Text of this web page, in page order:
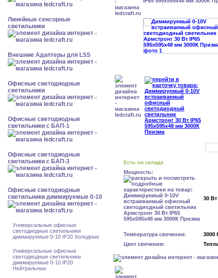
Линейные сенсорные
светильники
Внешние Адаптеры для LSS
Офисные светодиодные
светильники
Офисные светодиодные
светильники с БАП-1
Офисные светодиодные
светильники с БАП-3
Офисные светодиодные
светильники диммируемые 0-10
Универсальные офисные
светодиодные светильники
диммируемые 0-10 IP20 Холодные
Универсальные офисные
светодиодные светильники
диммируемые 0-10 IP20
Нейтральные
Есть на складе
Мощность:
30 Вт
Температура свечения:
3000
Цвет свечения: